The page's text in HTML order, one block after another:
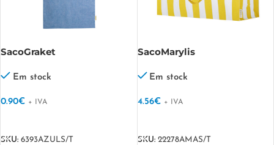
SacoGraket
Em stock
0.90€ + IVA
SKU: 6393AZULS/T
SacoMarylis
Em stock
4.56€ + IVA
SKU: 22278AMAS/T